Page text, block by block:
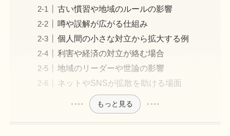
古い慣習や地域のルールの影響
噂や誤解が広がる仕組み
個人間の小さな対立から拡大する例
利害や経済の対立が絡む場合
地域のリーダーや世論の影響
ネットやSNSが拡散を助ける場面
もっと見る